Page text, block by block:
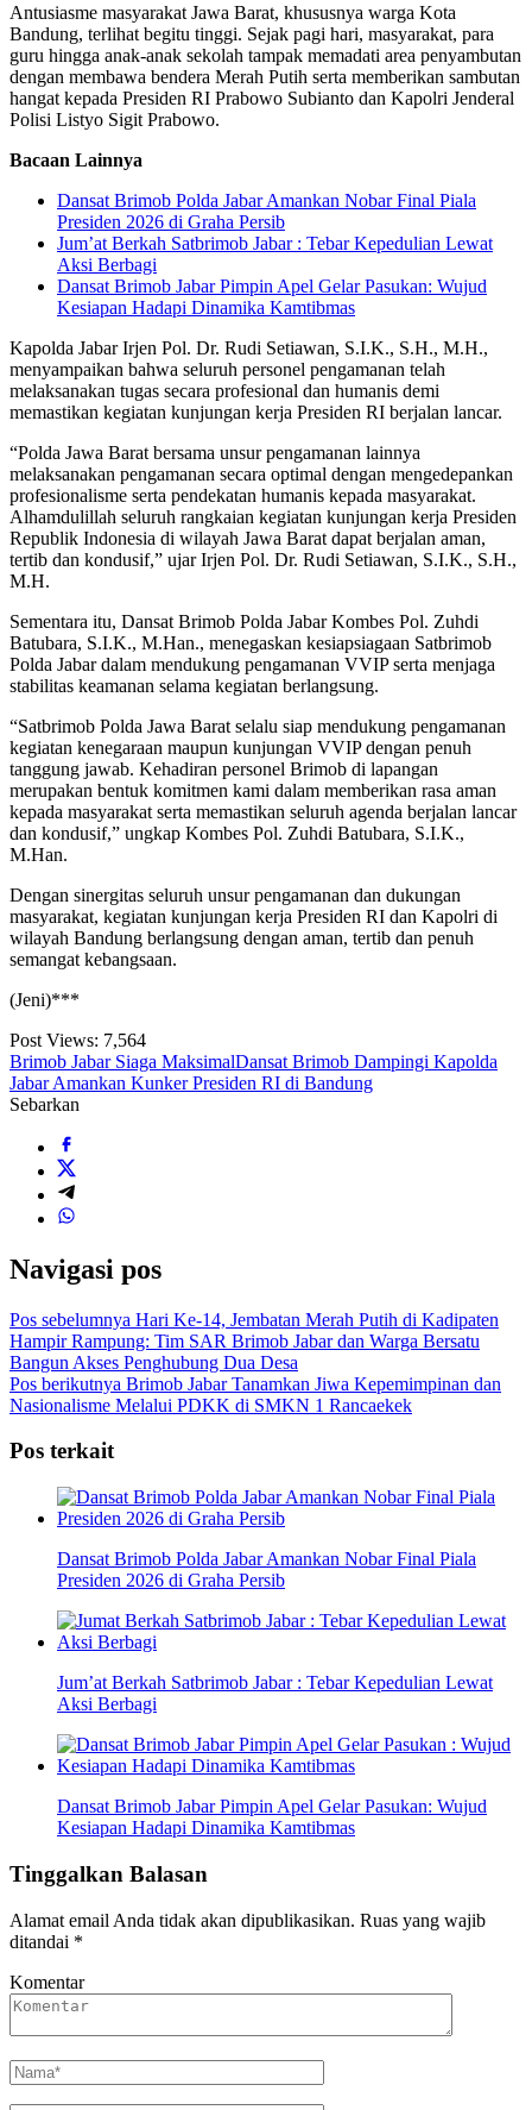
Antusiasme masyarakat Jawa Barat, khususnya warga Kota
Bandung, terlihat begitu tinggi. Sejak pagi hari, masyarakat, para
guru hingga anak-anak sekolah tampak memadati area penyambutan
dengan membawa bendera Merah Putih serta memberikan sambutan
hangat kepada Presiden RI Prabowo Subianto dan Kapolri Jenderal
Polisi Listyo Sigit Prabowo.
Bacaan Lainnya
Dansat Brimob Polda Jabar Amankan Nobar Final Piala
Presiden 2026 di Graha Persib
Jum’at Berkah Satbrimob Jabar : Tebar Kepedulian Lewat
Aksi Berbagi
Dansat Brimob Jabar Pimpin Apel Gelar Pasukan: Wujud
Kesiapan Hadapi Dinamika Kamtibmas
Kapolda Jabar Irjen Pol. Dr. Rudi Setiawan, S.I.K., S.H., M.H.,
menyampaikan bahwa seluruh personel pengamanan telah
melaksanakan tugas secara profesional dan humanis demi
memastikan kegiatan kunjungan kerja Presiden RI berjalan lancar.
“Polda Jawa Barat bersama unsur pengamanan lainnya
melaksanakan pengamanan secara optimal dengan mengedepankan
profesionalisme serta pendekatan humanis kepada masyarakat.
Alhamdulillah seluruh rangkaian kegiatan kunjungan kerja Presiden
Republik Indonesia di wilayah Jawa Barat dapat berjalan aman,
tertib dan kondusif,” ujar Irjen Pol. Dr. Rudi Setiawan, S.I.K., S.H.,
M.H.
Sementara itu, Dansat Brimob Polda Jabar Kombes Pol. Zuhdi
Batubara, S.I.K., M.Han., menegaskan kesiapsiagaan Satbrimob
Polda Jabar dalam mendukung pengamanan VVIP serta menjaga
stabilitas keamanan selama kegiatan berlangsung.
“Satbrimob Polda Jawa Barat selalu siap mendukung pengamanan
kegiatan kenegaraan maupun kunjungan VVIP dengan penuh
tanggung jawab. Kehadiran personel Brimob di lapangan
merupakan bentuk komitmen kami dalam memberikan rasa aman
kepada masyarakat serta memastikan seluruh agenda berjalan lancar
dan kondusif,” ungkap Kombes Pol. Zuhdi Batubara, S.I.K.,
M.Han.
Dengan sinergitas seluruh unsur pengamanan dan dukungan
masyarakat, kegiatan kunjungan kerja Presiden RI dan Kapolri di
wilayah Bandung berlangsung dengan aman, tertib dan penuh
semangat kebangsaan.
(Jeni)***
Post Views: 7,564
Brimob Jabar Siaga MaksimalDansat Brimob Dampingi Kapolda
Jabar Amankan Kunker Presiden RI di Bandung
Sebarkan
Navigasi pos
Pos sebelumnya Hari Ke-14, Jembatan Merah Putih di Kadipaten
Hampir Rampung: Tim SAR Brimob Jabar dan Warga Bersatu
Bangun Akses Penghubung Dua Desa
Pos berikutnya Brimob Jabar Tanamkan Jiwa Kepemimpinan dan
Nasionalisme Melalui PDKK di SMKN 1 Rancaekek
Pos terkait
Dansat Brimob Polda Jabar Amankan Nobar Final Piala
Presiden 2026 di Graha Persib
Jum’at Berkah Satbrimob Jabar : Tebar Kepedulian Lewat
Aksi Berbagi
Dansat Brimob Jabar Pimpin Apel Gelar Pasukan: Wujud
Kesiapan Hadapi Dinamika Kamtibmas
Tinggalkan Balasan
Alamat email Anda tidak akan dipublikasikan. Ruas yang wajib
ditandai *
Komentar